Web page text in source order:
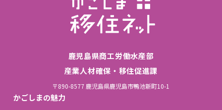
鹿児島県商工労働水産部
産業人材確保・移住促進課
〒890-8577 鹿児島県鹿児島市鴨池新町10-1
かごしまの魅力